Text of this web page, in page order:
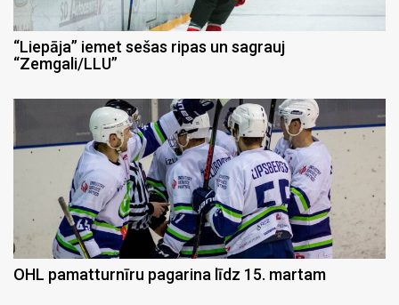
“Liepāja” iemet sešas ripas un sagrauj
“Zemgali/LLU”
OHL pamatturnīru pagarina līdz 15. martam